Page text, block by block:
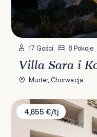
17 Gości 8 Pokoje
Villa Sara i
Murter, Chorwacja
Villa Bianca Sibenik
4,655 €/tj